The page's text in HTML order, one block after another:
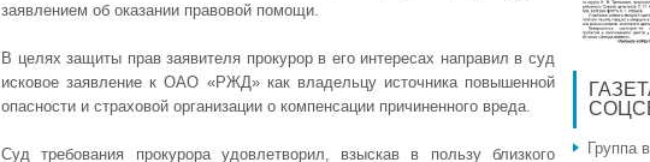
заявлением об оказании правовой помощи.
В целях защиты прав заявителя прокурор в его интересах направил в суд
исковое заявление к ОАО «РЖД» как владельцу источника повышенной
опасности и страховой организации о компенсации причиненного вреда.
Суд требования прокурора удовлетворил, взыскав в пользу близкого
Группа